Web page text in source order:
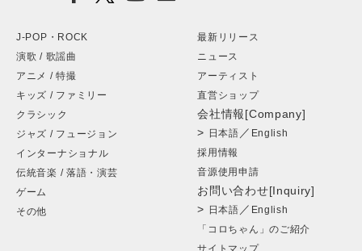
J-POP・ROCK
演歌 / 歌謡曲
アニメ / 特撮
キッズ / ファミリー
クラシック
ジャズ / フュージョン
インターナショナル
伝統音楽 / 落語・演芸
ゲーム
その他
最新リリース
ニュース
アーティスト
直営ショップ
会社情報[Company]
> 日本語 ／ English
採用情報
音源使用申請
お問い合わせ[Inquiry]
> 日本語 ／ English
「コロちゃん」のご紹介
サイトマップ